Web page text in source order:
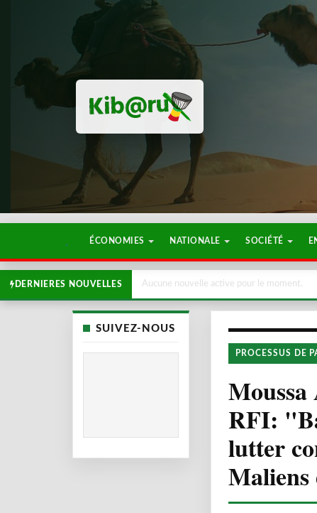
ÉCONOMIES NATIONALE SOCIÉTÉ
DERNIERES NOUVELLES Aucune nouvelle active pour le moment.
SUIVEZ-NOUS
PROCESSUS DE
Moussa
RFI:
lutter
Maliens